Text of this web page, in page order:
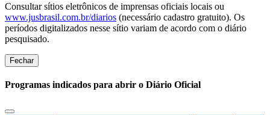
Consultar sítios eletrônicos de imprensas oficiais locais ou
www.jusbrasil.com.br/diarios (necessário cadastro gratuito). Os
períodos digitalizados nesse sítio variam de acordo com o diário
pesquisado.
Fechar
Programas indicados para abrir o Diário Oficial